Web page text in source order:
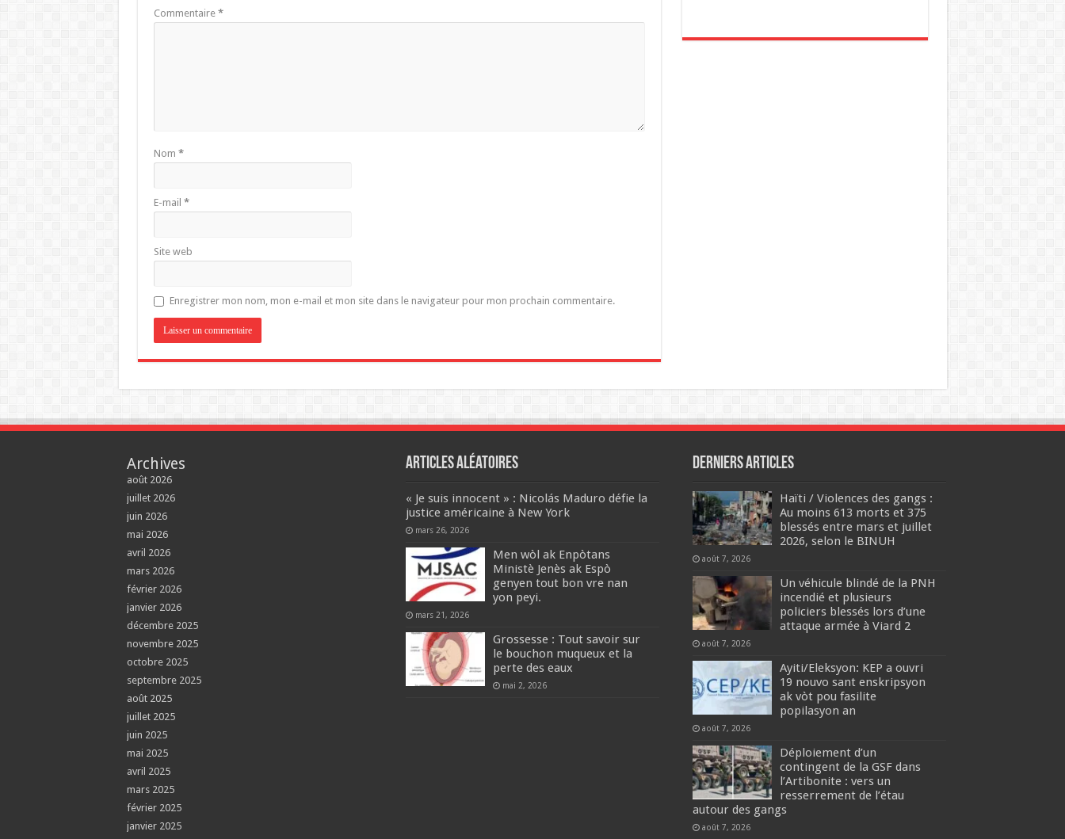
Commentaire *
Nom *
E-mail *
Site web
Enregistrer mon nom, mon e-mail et mon site dans le navigateur pour mon prochain commentaire.
Archives
août 2026
juillet 2026
juin 2026
mai 2026
avril 2026
mars 2026
février 2026
janvier 2026
décembre 2025
novembre 2025
octobre 2025
septembre 2025
août 2025
juillet 2025
juin 2025
mai 2025
avril 2025
mars 2025
février 2025
janvier 2025
Articles aléatoires
« Je suis innocent » : Nicolás Maduro défie la
justice américaine à New York
mars 26, 2026
Men wòl ak Enpòtans
Ministè Jenès ak Espò
genyen tout bon vre nan
yon peyi.
mars 21, 2026
Grossesse : Tout savoir sur
le bouchon muqueux et la
perte des eaux
mai 2, 2026
Derniers articles
Haïti / Violences des gangs :
Au moins 613 morts et 375
blessés entre mars et juillet
2026, selon le BINUH
août 7, 2026
Un véhicule blindé de la PNH
incendié et plusieurs
policiers blessés lors d’une
attaque armée à Viard 2
août 7, 2026
‎Ayiti/Eleksyon: KEP a ouvri
19 nouvo sant enskripsyon
ak vòt pou fasilite
popilasyon an
août 7, 2026
Déploiement d’un
contingent de la GSF dans
l’Artibonite : vers un
resserrement de l’étau
autour des gangs
août 7, 2026